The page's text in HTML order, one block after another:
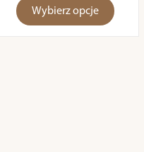
Wybierz opcje